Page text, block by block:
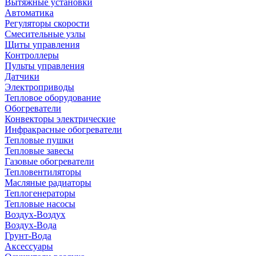
Вытяжные установки
Автоматика
Регуляторы скорости
Смесительные узлы
Щиты управления
Контроллеры
Пульты управления
Датчики
Электроприводы
Тепловое оборудование
Обогреватели
Конвекторы электрические
Инфракрасные обогреватели
Тепловые пушки
Тепловые завесы
Газовые обогреватели
Тепловентиляторы
Масляные радиаторы
Теплогенераторы
Тепловые насосы
Воздух-Воздух
Воздух-Вода
Грунт-Вода
Аксессуары